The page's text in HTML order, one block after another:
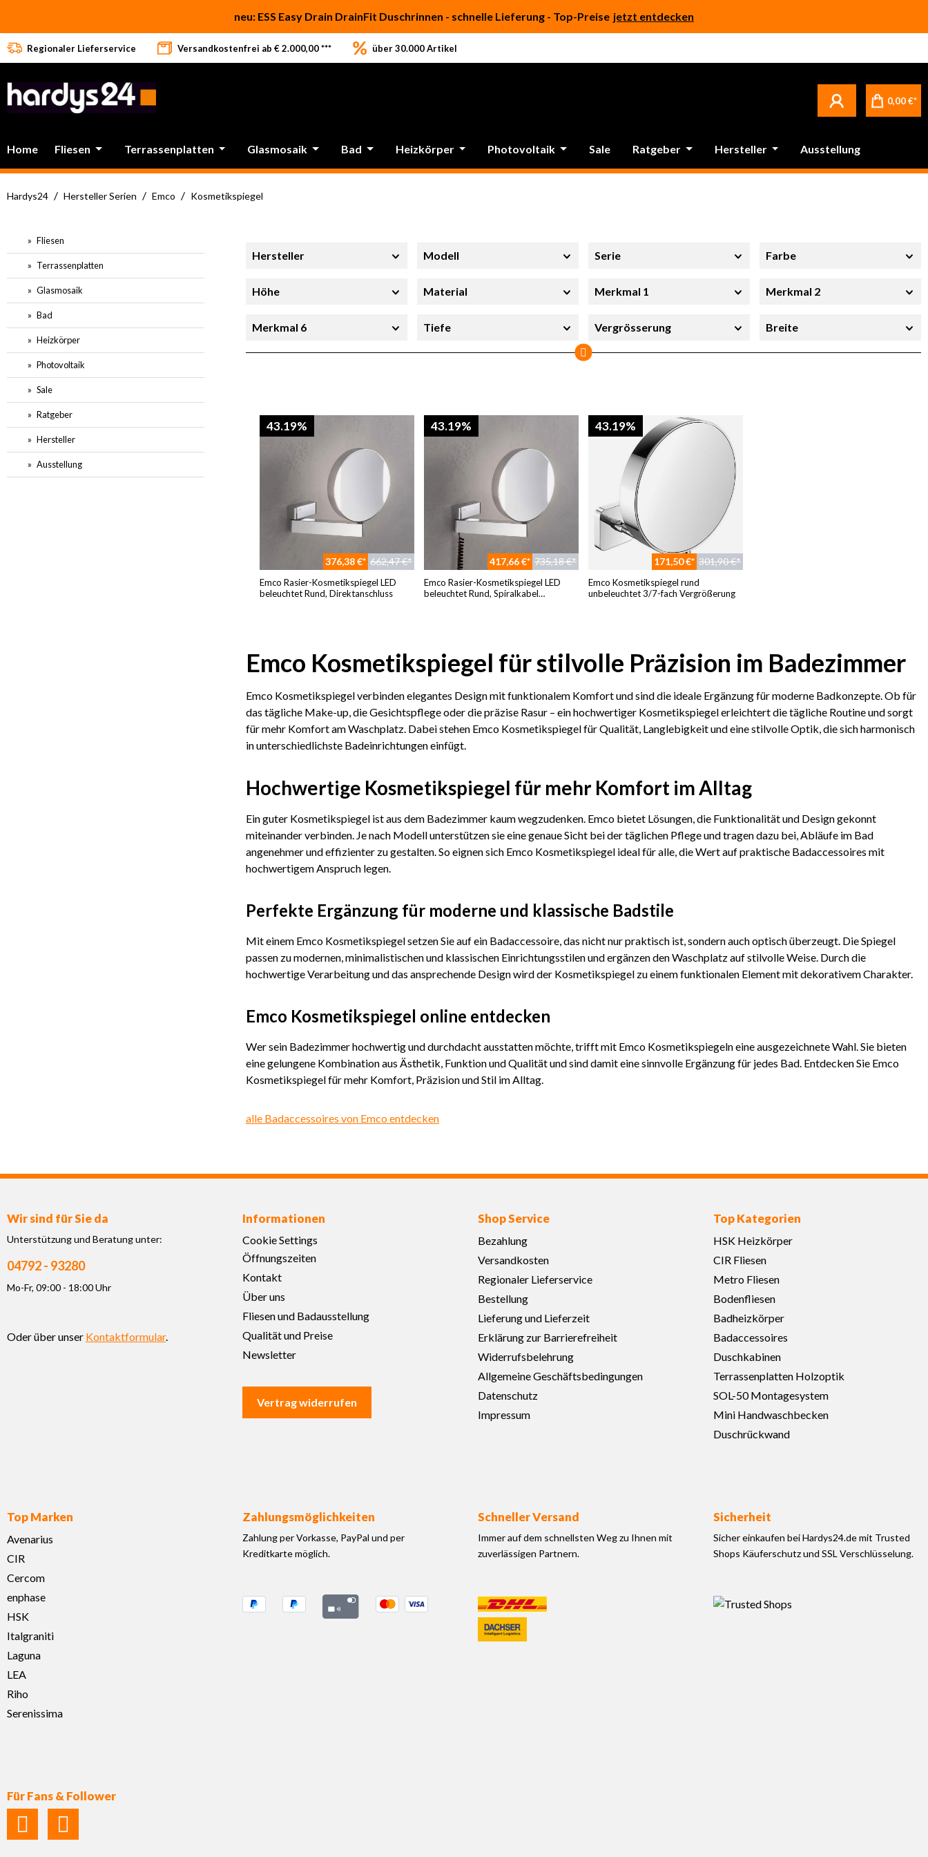
neu: ESS Easy Drain DrainFit Duschrinnen - schnelle Lieferung - Top-Preise jetzt entdecken
Regionaler Lieferservice Versandkostenfrei ab € 2.000,00 *** über 30.000 Artikel
0,00 €*
Home Fliesen Terrassenplatten Glasmosaik Bad Heizkörper Photovoltaik Sale Ratgeber Hersteller Ausstellung
Hardys24 / Hersteller Serien / Emco / Kosmetikspiegel
Fliesen
Terrassenplatten
Glasmosaik
Bad
Heizkörper
Photovoltaik
Sale
Ratgeber
Hersteller
Ausstellung
Hersteller Modell Serie Farbe
Höhe Material Merkmal 1 Merkmal 2
Merkmal 6 Tiefe Vergrösserung Breite
43.19%
376,38 €* 662,47 €*
Emco Rasier-Kosmetikspiegel LED
beleuchtet Rund, Direktanschluss
43.19%
417,66 €* 735,18 €*
Emco Rasier-Kosmetikspiegel LED
beleuchtet Rund, Spiralkabel
43.19%
171,50 €* 301,90 €*
Emco Kosmetikspiegel rund
unbeleuchtet 3/7-fach Vergrößerung
Emco Kosmetikspiegel für stilvolle Präzision im Badezimmer
Emco Kosmetikspiegel verbinden elegantes Design mit funktionalem Komfort und sind die ideale Ergänzung für moderne Badkonzepte. Ob für
das tägliche Make-up, die Gesichtspflege oder die präzise Rasur – ein hochwertiger Kosmetikspiegel erleichtert die tägliche Routine und sorgt
für mehr Komfort am Waschplatz. Dabei stehen Emco Kosmetikspiegel für Qualität, Langlebigkeit und eine stilvolle Optik, die sich harmonisch
in unterschiedlichste Badeinrichtungen einfügt.
Hochwertige Kosmetikspiegel für mehr Komfort im Alltag
Ein guter Kosmetikspiegel ist aus dem Badezimmer kaum wegzudenken. Emco bietet Lösungen, die Funktionalität und Design gekonnt
miteinander verbinden. Je nach Modell unterstützen sie eine genaue Sicht bei der täglichen Pflege und tragen dazu bei, Abläufe im Bad
angenehmer und effizienter zu gestalten. So eignen sich Emco Kosmetikspiegel ideal für alle, die Wert auf praktische Badaccessoires mit
hochwertigem Anspruch legen.
Perfekte Ergänzung für moderne und klassische Badstile
Mit einem Emco Kosmetikspiegel setzen Sie auf ein Badaccessoire, das nicht nur praktisch ist, sondern auch optisch überzeugt. Die Spiegel
passen zu modernen, minimalistischen und klassischen Einrichtungsstilen und ergänzen den Waschplatz auf stilvolle Weise. Durch die
hochwertige Verarbeitung und das ansprechende Design wird der Kosmetikspiegel zu einem funktionalen Element mit dekorativem Charakter.
Emco Kosmetikspiegel online entdecken
Wer sein Badezimmer hochwertig und durchdacht ausstatten möchte, trifft mit Emco Kosmetikspiegeln eine ausgezeichnete Wahl. Sie bieten
eine gelungene Kombination aus Ästhetik, Funktion und Qualität und sind damit eine sinnvolle Ergänzung für jedes Bad. Entdecken Sie Emco
Kosmetikspiegel für mehr Komfort, Präzision und Stil im Alltag.
alle Badaccessoires von Emco entdecken
Wir sind für Sie da
Unterstützung und Beratung unter:
04792 - 93280
Mo-Fr, 09:00 - 18:00 Uhr
Oder über unser Kontaktformular.
Informationen
Cookie Settings
Öffnungszeiten
Kontakt
Über uns
Fliesen und Badausstellung
Qualität und Preise
Newsletter
Vertrag widerrufen
Shop Service
Bezahlung
Versandkosten
Regionaler Lieferservice
Bestellung
Lieferung und Lieferzeit
Erklärung zur Barrierefreiheit
Widerrufsbelehrung
Allgemeine Geschäftsbedingungen
Datenschutz
Impressum
Top Kategorien
HSK Heizkörper
CIR Fliesen
Metro Fliesen
Bodenfliesen
Badheizkörper
Badaccessoires
Duschkabinen
Terrassenplatten Holzoptik
SOL-50 Montagesystem
Mini Handwaschbecken
Duschrückwand
Top Marken
Avenarius
CIR
Cercom
enphase
HSK
Italgraniti
Laguna
LEA
Riho
Serenissima
Zahlungsmöglichkeiten
Zahlung per Vorkasse, PayPal und per
Kreditkarte möglich.
Schneller Versand
Immer auf dem schnellsten Weg zu Ihnen mit
zuverlässigen Partnern.
Sicherheit
Sicher einkaufen bei Hardys24.de mit Trusted
Shops Käuferschutz und SSL Verschlüsselung.
Für Fans & Follower